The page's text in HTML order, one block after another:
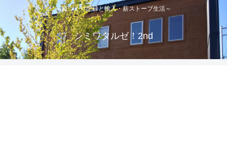
～庭づくり記録と輸入・薪ストーブ生活～
シミワタルゼ！2nd